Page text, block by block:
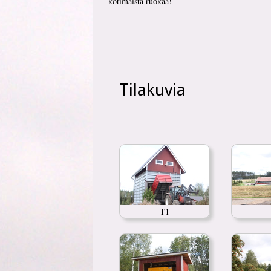
Tilakuvia
T1